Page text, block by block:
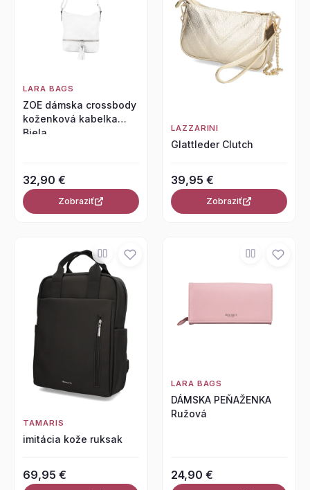
LARA BAGS
ZOE dámska crossbody
koženková kabelka
Biela
32,90 €
Zobraziť
LAZZARINI
Glattleder Clutch
39,95 €
Zobraziť
TAMARIS
imitácia kože ruksak
69,95 €
LARA BAGS
DÁMSKA PEŇAŽENKA
Ružová
24,90 €